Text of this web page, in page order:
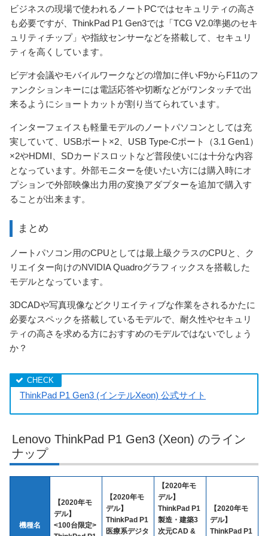
ビジネスの現場で使われるノートPCではセキュリティの高さ
も必要ですが、ThinkPad P1 Gen3では「TCG V2.0準拠のセキ
ュリティチップ」や指紋センサーなどを搭載して、セキュリ
ティを高くしています。
ビデオ会議やモバイルワークなどの増加に伴いF9からF11のフ
ァンクションキーには電話応答や切断などがワンタッチで出
来るようにショートカットが割り当てられています。
インターフェイスも軽量モデルのノートパソコンとしては充
実していて、USBポート×2、USB Type-Cポート（3.1 Gen1）
×2やHDMI、SDカードスロットなど普段使いには十分な内容
となっています。外部モニターを使いたい方には購入時にオ
プションで外部映像出力用の変換アダプターを追加で購入す
ることが出来ます。
まとめ
ノートパソコン用のCPUとしては最上級クラスのCPUと、ク
リエイター向けのNVIDIA Quadroグラフィックスを搭載した
モデルとなっています。
3DCADや写真現像などクリエイティブな作業をされるかたに
必要なスペックを搭載しているモデルで、耐久性やセキュリ
ティの高さを求める方におすすめのモデルではないでしょう
か？
ThinkPad P1 Gen3 (インテルXeon) 公式サイト
Lenovo ThinkPad P1 Gen3 (Xeon) のライン
ナップ
機種名
【2020年モ
デル】
<100台限定>
【2020年モ
デル】
ThinkPad P1
医療系デジタ
【2020年モ
デル】
ThinkPad P1
製造・建築3
次元CAD &
【2020年モ
デル】
ThinkPad P1